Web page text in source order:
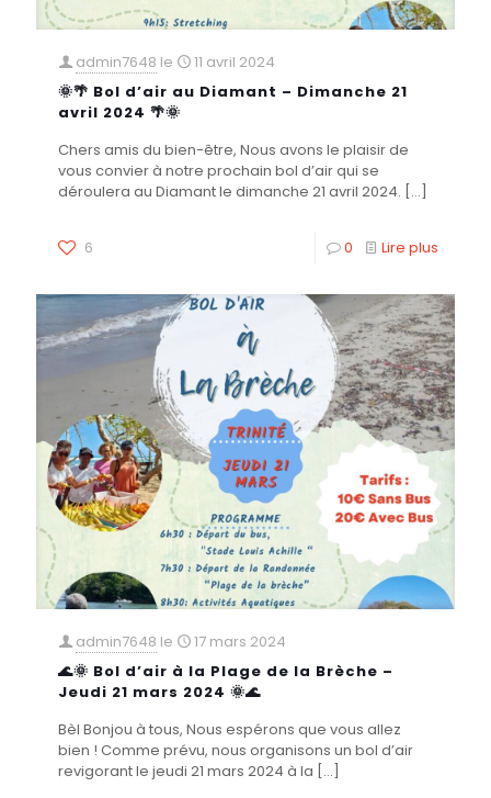
admin7648 le
11 avril 2024
🌞🌴 Bol d’air au Diamant – Dimanche 21
avril 2024 🌴🌞
Chers amis du bien-être, Nous avons le plaisir de
vous convier à notre prochain bol d’air qui se
déroulera au Diamant le dimanche 21 avril 2024. […]
6 0 Lire plus
admin7648 le
17 mars 2024
🌊🌞 Bol d’air à la Plage de la Brèche –
Jeudi 21 mars 2024 🌞🌊
Bèl Bonjou à tous, Nous espérons que vous allez
bien ! Comme prévu, nous organisons un bol d’air
revigorant le jeudi 21 mars 2024 à la […]